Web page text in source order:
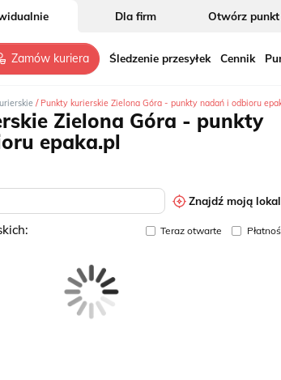
Dla firm Otwórz punkt
Zamów kuriera Śledzenie przesyłek Cennik
/ Punkty kurierskie Zielona Góra - punkty nadań i odbioru
Zielona Góra - punkty
epaka.pl
Znajdź moją
Teraz otwarte